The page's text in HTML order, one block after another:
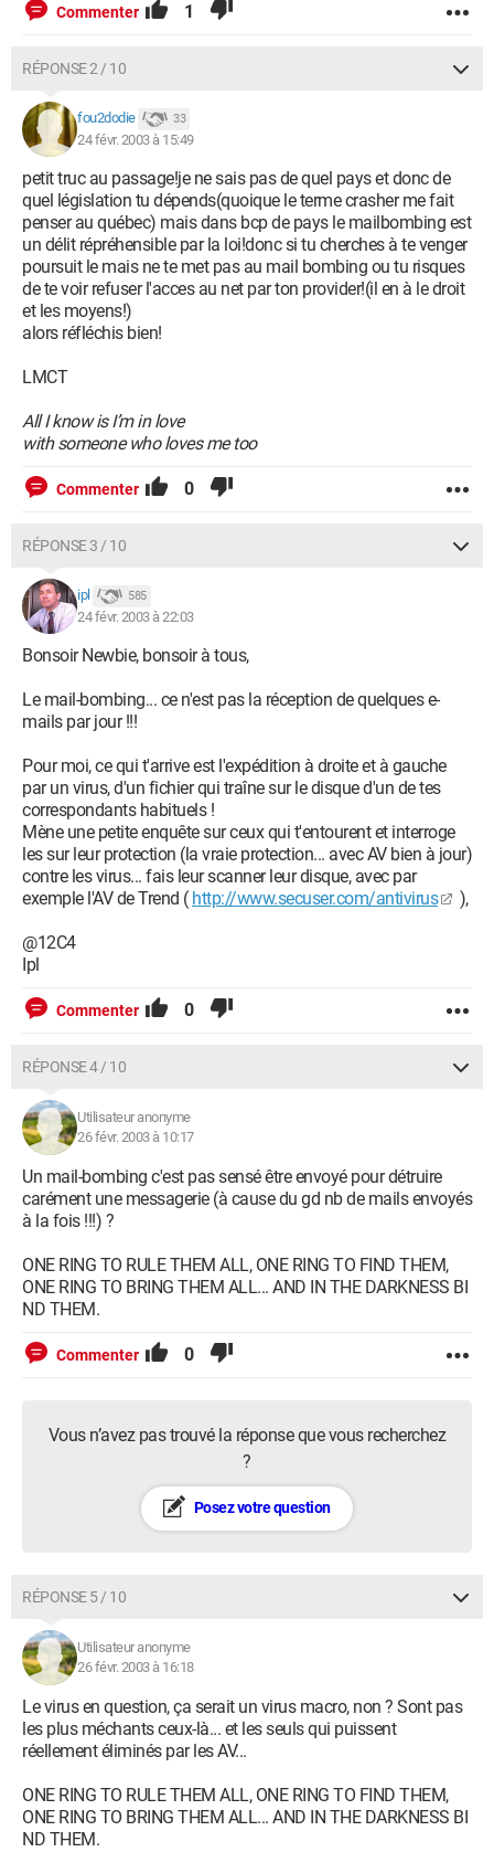
Commenter 1
RÉPONSE 2 / 10
fou2dodie 33
24 févr. 2003 à 15:49
petit truc au passage!je ne sais pas de quel pays et donc de
quel législation tu dépends(quoique le terme crasher me fait
penser au québec) mais dans bcp de pays le mailbombing est
un délit répréhensible par la loi!donc si tu cherches à te venger
poursuit le mais ne te met pas au mail bombing ou tu risques
de te voir refuser l'acces au net par ton provider!(il en à le droit
et les moyens!)
alors réfléchis bien!
LMCT
All I know is I’m in love
with someone who loves me too
Commenter 0
RÉPONSE 3 / 10
ipl 585
24 févr. 2003 à 22:03
Bonsoir Newbie, bonsoir à tous,
Le mail-bombing... ce n'est pas la réception de quelques e-
mails par jour !!!
Pour moi, ce qui t'arrive est l'expédition à droite et à gauche
par un virus, d'un fichier qui traîne sur le disque d'un de tes
correspondants habituels !
Mène une petite enquête sur ceux qui t'entourent et interroge
les sur leur protection (la vraie protection... avec AV bien à jour)
contre les virus... fais leur scanner leur disque, avec par
exemple l'AV de Trend ( http://www.secuser.com/antivirus ),
@12C4
Ipl
Commenter 0
RÉPONSE 4 / 10
Utilisateur anonyme
26 févr. 2003 à 10:17
Un mail-bombing c'est pas sensé être envoyé pour détruire
carément une messagerie (à cause du gd nb de mails envoyés
à la fois !!!) ?
ONE RING TO RULE THEM ALL, ONE RING TO FIND THEM,
ONE RING TO BRING THEM ALL... AND IN THE DARKNESS BI
ND THEM.
Commenter 0
Vous n’avez pas trouvé la réponse que vous recherchez
?
Posez votre question
RÉPONSE 5 / 10
Utilisateur anonyme
26 févr. 2003 à 16:18
Le virus en question, ça serait un virus macro, non ? Sont pas
les plus méchants ceux-là... et les seuls qui puissent
réellement éliminés par les AV...
ONE RING TO RULE THEM ALL, ONE RING TO FIND THEM,
ONE RING TO BRING THEM ALL... AND IN THE DARKNESS BI
ND THEM.